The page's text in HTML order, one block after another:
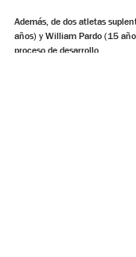
Además, de dos atletas
años) y William Pardo (15
proceso de desarrollo.